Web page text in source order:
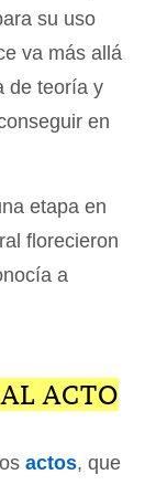
su uso
va más allá
de teoría y
en
etapa en
florecieron
a
ACTO
actos, que